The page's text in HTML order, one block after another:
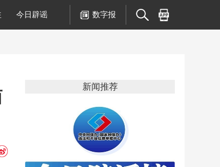
今日辟谣 数字报
新闻推荐